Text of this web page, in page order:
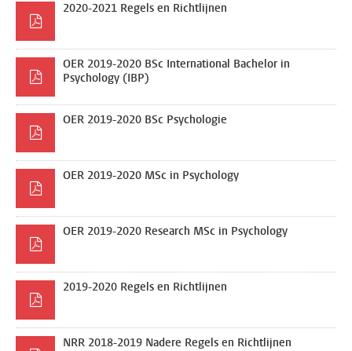
2020-2021 Regels en Richtlijnen
OER 2019-2020 BSc International Bachelor in
Psychology (IBP)
OER 2019-2020 BSc Psychologie
OER 2019-2020 MSc in Psychology
OER 2019-2020 Research MSc in Psychology
2019-2020 Regels en Richtlijnen
NRR 2018-2019 Nadere Regels en Richtlijnen